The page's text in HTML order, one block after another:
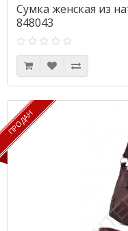
Сумка женская из
848043
ПРОДАН
ПРОДАН